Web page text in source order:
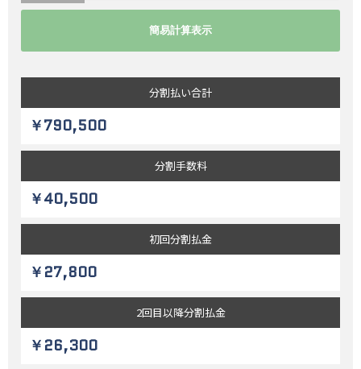
分割払い合計
￥790,500
分割手数料
￥40,500
初回分割払金
￥27,800
2回目以降分割払金
￥26,300